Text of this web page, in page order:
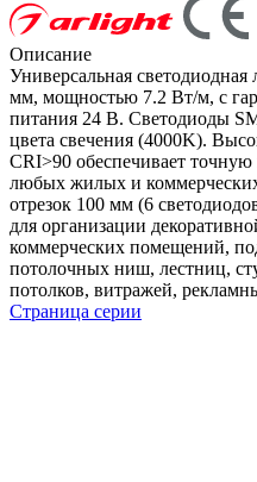
Описание
Универсальная
мм, мощностью 7.2 Вт/м, с
питания 24 В. Светодиоды
цвета свечения (4000K).
CRI>90 обеспечивает
любых жилых и
отрезок 100 мм (6
для организации
коммерческих помещений,
потолочных ниш, лестниц,
потолков, витражей,
Страница серии